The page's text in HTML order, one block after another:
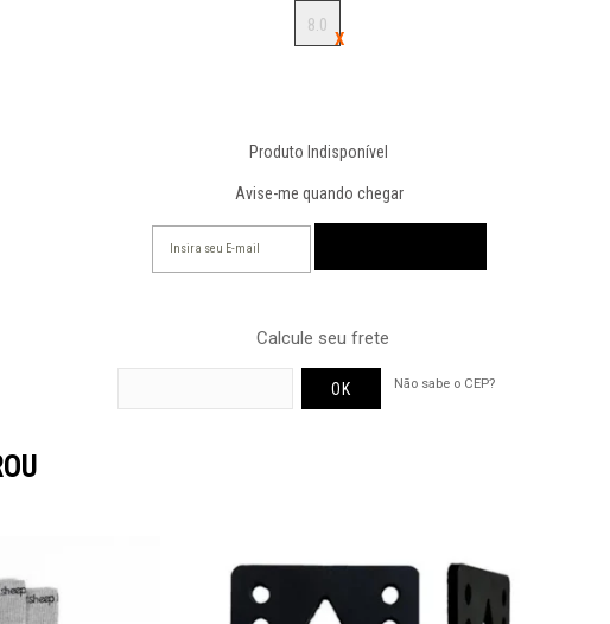
8.0
Produto Indisponível
Avise-me quando chegar
Calcule seu frete
Não sabe o CEP?